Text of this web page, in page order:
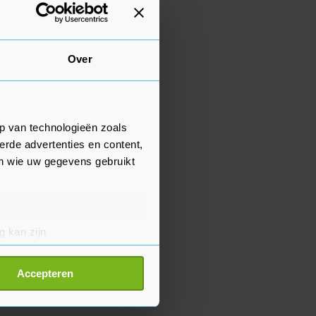
Over
van technologieën zoals
advertenties en content,
wie uw gegevens gebruikt
kan zijn
detailgedeelte
Accepteren